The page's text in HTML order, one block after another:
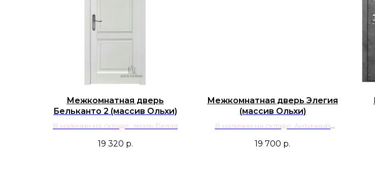
Межкомнатная дверь
Бельканто 2 (массив Ольхи)
В наличии на складе: эмаль Белая
19 320 р.
Межкомнатная дверь Элегия
(массив Ольхи)
В наличии на складе: Античный
19 700 р.